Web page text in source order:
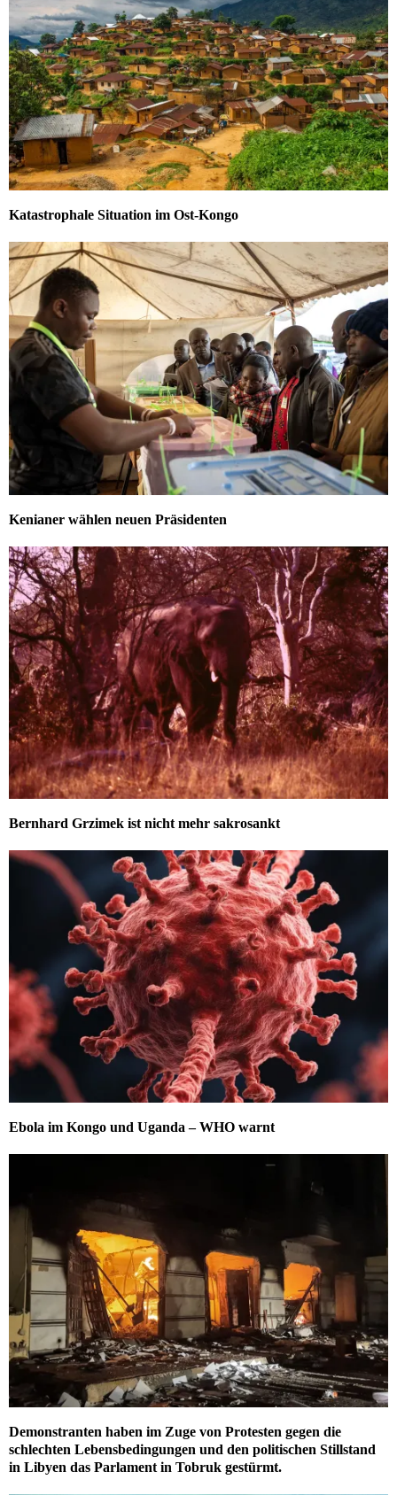
Katastrophale Situation im Ost-Kongo
Kenianer wählen neuen Präsidenten
Bernhard Grzimek ist nicht mehr sakrosankt
Ebola im Kongo und Uganda – WHO warnt
Demonstranten haben im Zuge von Protesten gegen die
schlechten Lebensbedingungen und den politischen Stillstand
in Libyen das Parlament in Tobruk gestürmt.